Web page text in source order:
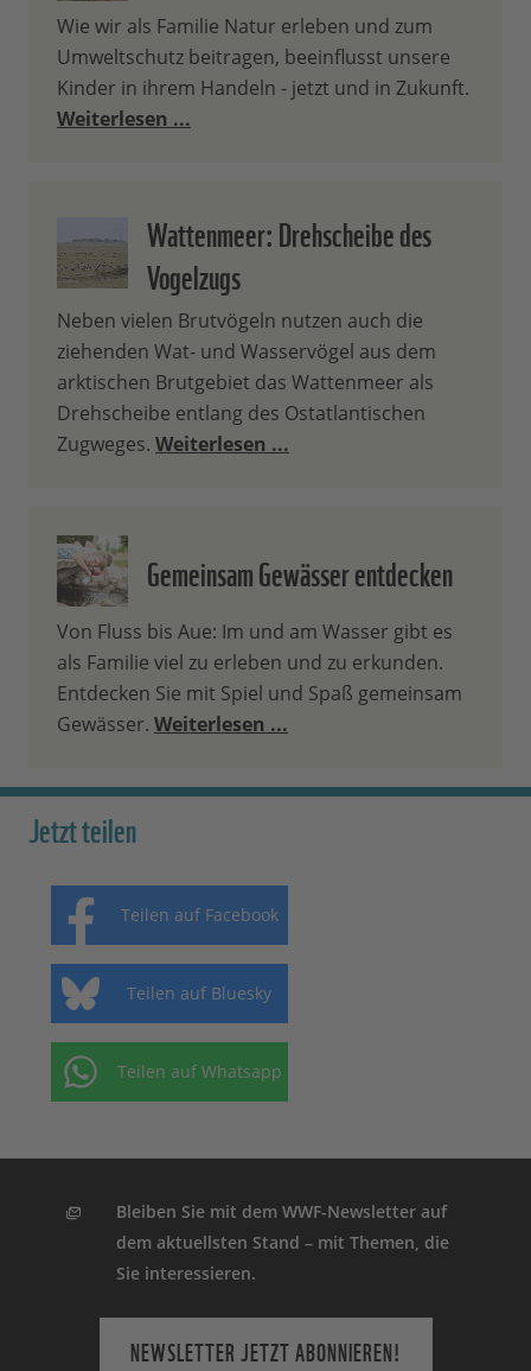
Wie wir als Familie Natur erleben und zum
Umweltschutz beitragen, beeinflusst unsere
Kinder in ihrem Handeln - jetzt und in Zukunft.
Weiterlesen ...
Wattenmeer: Drehscheibe des
Vogelzugs
Neben vielen Brutvögeln nutzen auch die
ziehenden Wat- und Wasservögel aus dem
arktischen Brutgebiet das Wattenmeer als
Drehscheibe entlang des Ostatlantischen
Zugweges. Weiterlesen ...
Gemeinsam Gewässer entdecken
Von Fluss bis Aue: Im und am Wasser gibt es
als Familie viel zu erleben und zu erkunden.
Entdecken Sie mit Spiel und Spaß gemeinsam
Gewässer. Weiterlesen ...
Jetzt teilen
Teilen auf Facebook
Teilen auf Bluesky
Teilen auf Whatsapp
Bleiben Sie mit dem WWF-Newsletter auf
dem aktuellsten Stand – mit Themen, die
Sie interessieren.
NEWSLETTER JETZT ABONNIEREN!